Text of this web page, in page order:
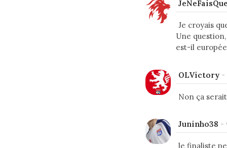
Je croyais
Une
est-il
OLVictory -
Non ça
Juninho38 -
le finaliste